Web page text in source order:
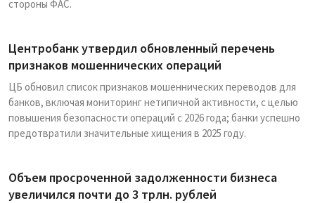
стороны ФАС.
Центробанк утвердил обновленный перечень
признаков мошеннических операций
ЦБ обновил список признаков мошеннических переводов для
банков, включая мониторинг нетипичной активности, с целью
повышения безопасности операций с 2026 года; банки успешно
предотвратили значительные хищения в 2025 году.
Объем просроченной задолженности бизнеса
увеличился почти до 3 трлн. рублей